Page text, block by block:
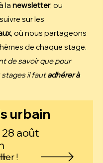
la newsletter, ou
sur les
, où nous partageons
de chaque stage.
de savoir que pour
stages il fautadhérer à
urbain
28 août
!